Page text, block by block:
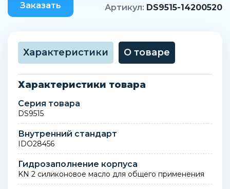
Заказать Артикул: DS9515-14200520
Характеристики О товаре
Характеристики товара
Серия товара
DS9515
Внутренний стандарт
IDO28456
Гидрозаполнение корпуса
KN 2 силиконовое масло для общего применения